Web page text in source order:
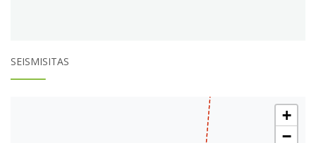
SEISMISITAS